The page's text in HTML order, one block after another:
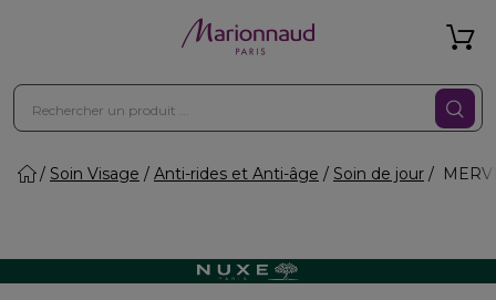
Soin Visage Anti-rides et Anti-âge Soin de jour